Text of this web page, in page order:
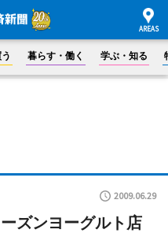
暮らす・働く 学ぶ・知る
2009.06.29
ズンヨーグルト店